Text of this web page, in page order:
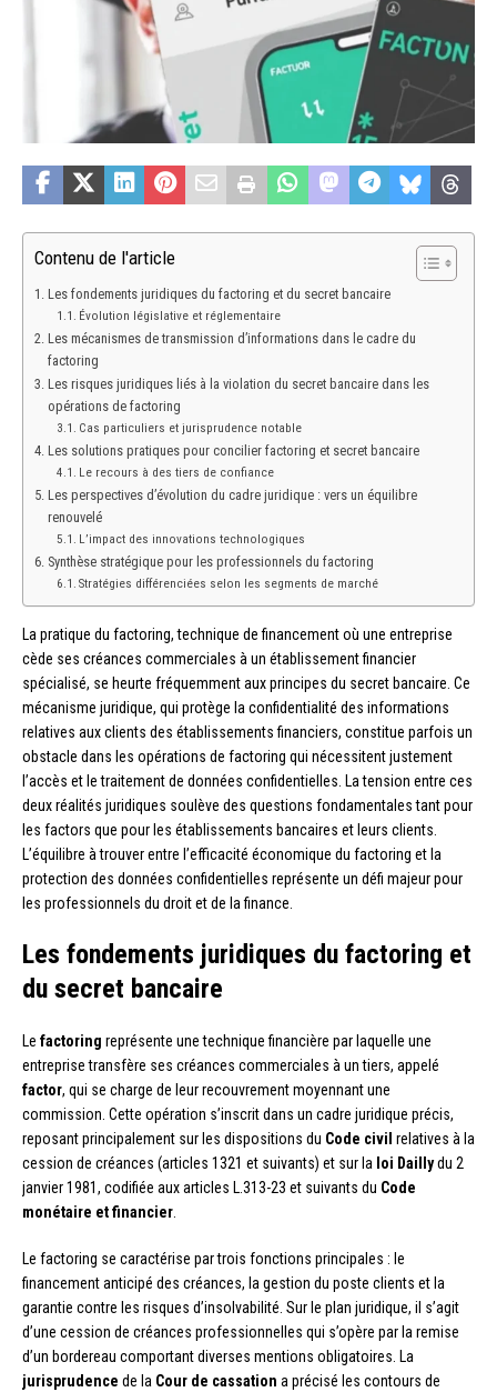
Contenu de l'article
Les fondements juridiques du factoring et du secret bancaire
Évolution législative et réglementaire
Les mécanismes de transmission d’informations dans le cadre du
factoring
Les risques juridiques liés à la violation du secret bancaire dans les
opérations de factoring
Cas particuliers et jurisprudence notable
Les solutions pratiques pour concilier factoring et secret bancaire
Le recours à des tiers de confiance
Les perspectives d’évolution du cadre juridique : vers un équilibre
renouvelé
L’impact des innovations technologiques
Synthèse stratégique pour les professionnels du factoring
Stratégies différenciées selon les segments de marché
La pratique du factoring, technique de financement où une entreprise
cède ses créances commerciales à un établissement financier
spécialisé, se heurte fréquemment aux principes du secret bancaire. Ce
mécanisme juridique, qui protège la confidentialité des informations
relatives aux clients des établissements financiers, constitue parfois un
obstacle dans les opérations de factoring qui nécessitent justement
l’accès et le traitement de données confidentielles. La tension entre ces
deux réalités juridiques soulève des questions fondamentales tant pour
les factors que pour les établissements bancaires et leurs clients.
L’équilibre à trouver entre l’efficacité économique du factoring et la
protection des données confidentielles représente un défi majeur pour
les professionnels du droit et de la finance.
Les fondements juridiques du factoring et
du secret bancaire
Le factoring représente une technique financière par laquelle une
entreprise transfère ses créances commerciales à un tiers, appelé
factor, qui se charge de leur recouvrement moyennant une
commission. Cette opération s’inscrit dans un cadre juridique précis,
reposant principalement sur les dispositions du Code civil relatives à la
cession de créances (articles 1321 et suivants) et sur la loi Daillydu 2
janvier 1981, codifiée aux articles L.313-23 et suivants du Code
monétaire et financier.
Le factoring se caractérise par trois fonctions principales : le
financement anticipé des créances, la gestion du poste clients et la
garantie contre les risques d’insolvabilité. Sur le plan juridique, il s’agit
d’une cession de créances professionnelles qui s’opère par la remise
d’un bordereau comportant diverses mentions obligatoires. La
jurisprudence de la Cour de cassation a précisé les contours de